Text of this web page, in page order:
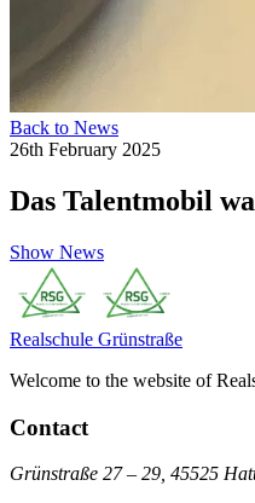
Back to News
26th February 2025
Das Talentmobil
Show News
Realschule Grünstraße
Welcome to the website of
Contact
Grünstraße 27 – 29, 45525